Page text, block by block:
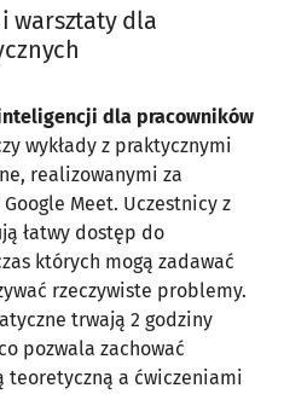
warsztaty dla
dla pracowników
wykłady z praktycznymi
realizowanymi za
Meet. Uczestnicy z
łatwy dostęp do
których mogą zadawać
rzeczywiste problemy.
trwają 2 godziny
pozwala zachować
teoretyczną a ćwiczeniami